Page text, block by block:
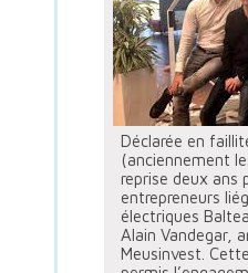
Déclarée en
(anciennement
reprise deux ans
entrepreneurs
électriques
Alain Vandegar,
Meusinvest.